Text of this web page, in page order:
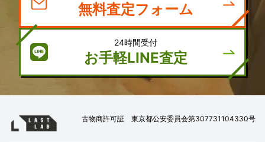
無料査定フォーム
24時間受付
お手軽LINE査定
古物商許可証 東京都公安委員会第307731104330号